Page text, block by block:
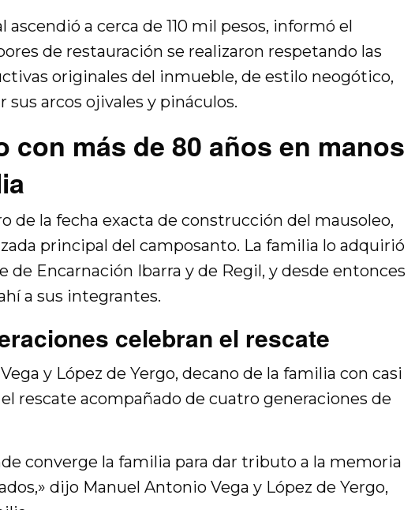
ascendió a cerca de 110 mil pesos, informó el
de restauración se realizaron respetando las
originales del inmueble, de estilo neogótico,
sus arcos ojivales y pináculos.
con más de 80 años en manos
de la fecha exacta de construcción del mausoleo,
principal del camposanto. La familia lo adquirió
de Encarnación Ibarra y de Regil, y desde entonces
a sus integrantes.
celebran el rescate
y López de Yergo, decano de la familia con casi
rescate acompañado de cuatro generaciones de
converge la familia para dar tributo a la memoria
dijo Manuel Antonio Vega y López de Yergo,